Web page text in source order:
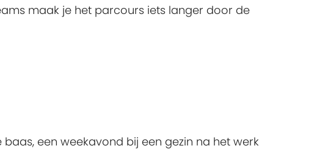
maak je het parcours iets langer door de
een weekavond bij een gezin na het werk